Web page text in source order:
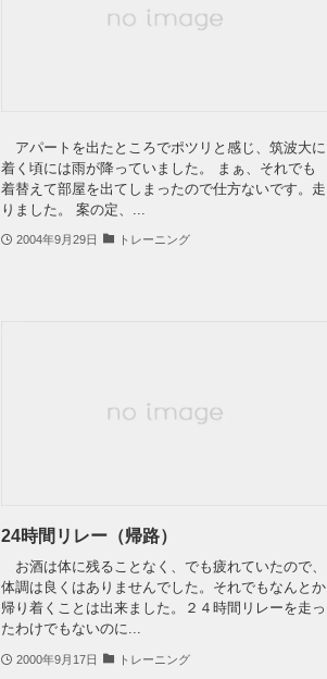
アパートを出たところでポツリと感じ、筑波大に
着く頃には雨が降っていました。 まぁ、それでも
着替えて部屋を出てしまったので仕方ないです。走
りました。 案の定、...
2004年9月29日 トレーニング
24時間リレー（帰路）
お酒は体に残ることなく、でも疲れていたので、
体調は良くはありませんでした。それでもなんとか
帰り着くことは出来ました。２４時間リレーを走っ
たわけでもないのに...
2000年9月17日 トレーニング